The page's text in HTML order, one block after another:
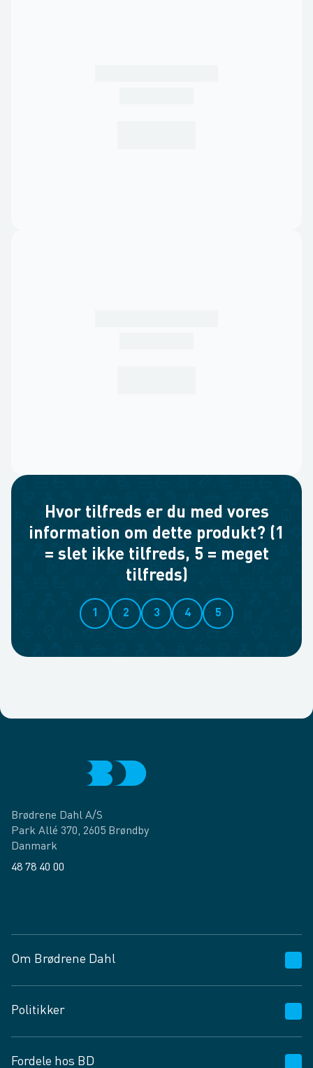
Hvor tilfreds er du med vores
information om dette produkt? (1
= slet ikke tilfreds, 5 = meget
tilfreds)
1 2 3 4 5
Brødrene Dahl A/S
Park Allé 370, 2605 Brøndby
Danmark
48 78 40 00
Om Brødrene Dahl
Vagttelefon 30 10 89 89
Spørgsmål og svar
Job og karriere
Politikker
Fordele hos BD